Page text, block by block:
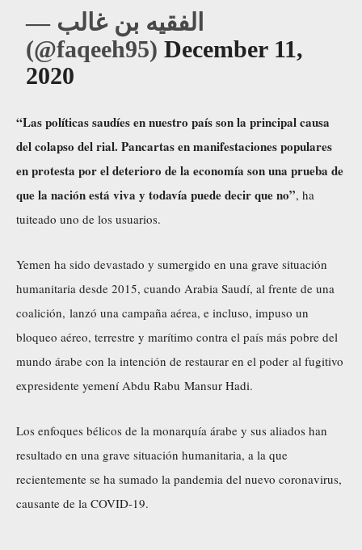
— الفقيه بن غالب
(@faqeeh95)December 11,
2020
“Las políticas saudíes en nuestro país son la principal causa
del colapso del rial. Pancartas en manifestaciones populares
en protesta por el deterioro de la economía son una prueba de
que la nación está viva y todavía puede decir que no”, ha
tuiteado uno de los usuarios.
Yemen ha sido devastado y sumergido en una grave situación
humanitaria desde 2015, cuando Arabia Saudí, al frente de una
coalición, lanzó una campaña aérea, e incluso, impuso un
bloqueo aéreo, terrestre y marítimo contra el país más pobre del
mundo árabe con la intención de restaurar en el poder al fugitivo
expresidente yemení Abdu Rabu Mansur Hadi.
Los enfoques bélicos de la monarquía árabe y sus aliados han
resultado en una grave situación humanitaria, a la que
recientemente se ha sumado la pandemia del nuevo coronavirus,
causante de la COVID-19.